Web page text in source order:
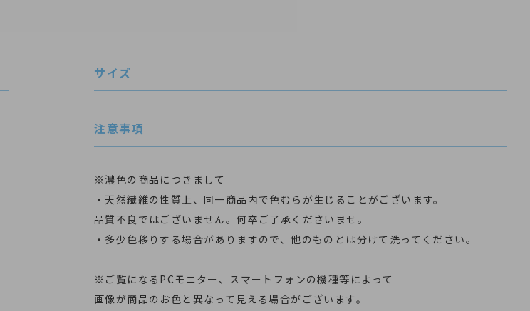
サイズ
注意事項
※濃色の商品につきまして
・天然繊維の性質上、同一商品内で色むらが生じることがございます。
品質不良ではございません。何卒ご了承くださいませ。
・多少色移りする場合がありますので、他のものとは分けて洗ってください。
※ご覧になるPCモニター、スマートフォンの機種等によって
画像が商品のお色と異なって見える場合がございます。